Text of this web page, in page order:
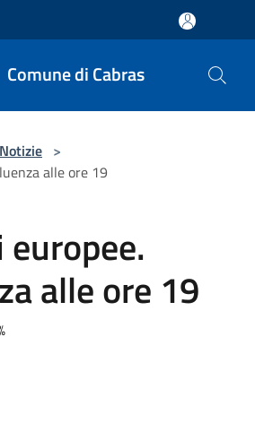
Comune di Cabras
Notizie >
alle ore 19
alle ore 19